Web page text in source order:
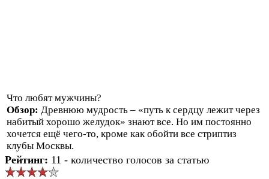
Что любят мужчины?
Обзор: Древнюю мудрость – «путь к сердцу лежит через
набитый хорошо желудок» знают все. Но им постоянно
хочется ещё чего-то, кроме как обойти все стриптиз
клубы Москвы.
Рейтинг: 11 - количество голосов за статью